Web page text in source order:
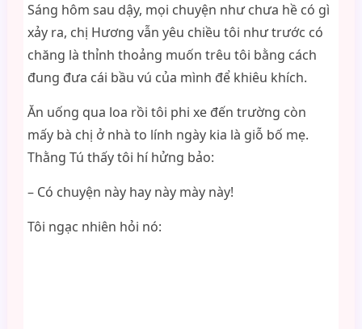
Sáng hôm sau dậy, mọi chuyện như chưa hề có gì
xảy ra, chị Hương vẫn yêu chiều tôi như trước có
chăng là thỉnh thoảng muốn trêu tôi bằng cách
đung đưa cái bầu vú của mình để khiêu khích.
Ăn uống qua loa rồi tôi phi xe đến trường còn
mấy bà chị ở nhà to lính ngày kia là giỗ bố mẹ.
Thằng Tú thấy tôi hí hửng bảo:
– Có chuyện này hay này mày này!
Tôi ngạc nhiên hỏi nó: